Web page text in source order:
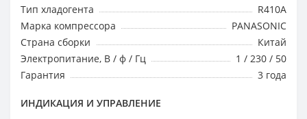
Тип хладогента
R410A
Марка компрессора
PANASONIC
Страна сборки
Китай
Электропитание, В / ф / Гц
1 / 230 / 50
Гарантия
3 года
ИНДИКАЦИЯ И УПРАВЛЕНИЕ